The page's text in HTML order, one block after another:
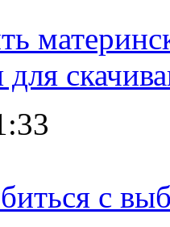
с